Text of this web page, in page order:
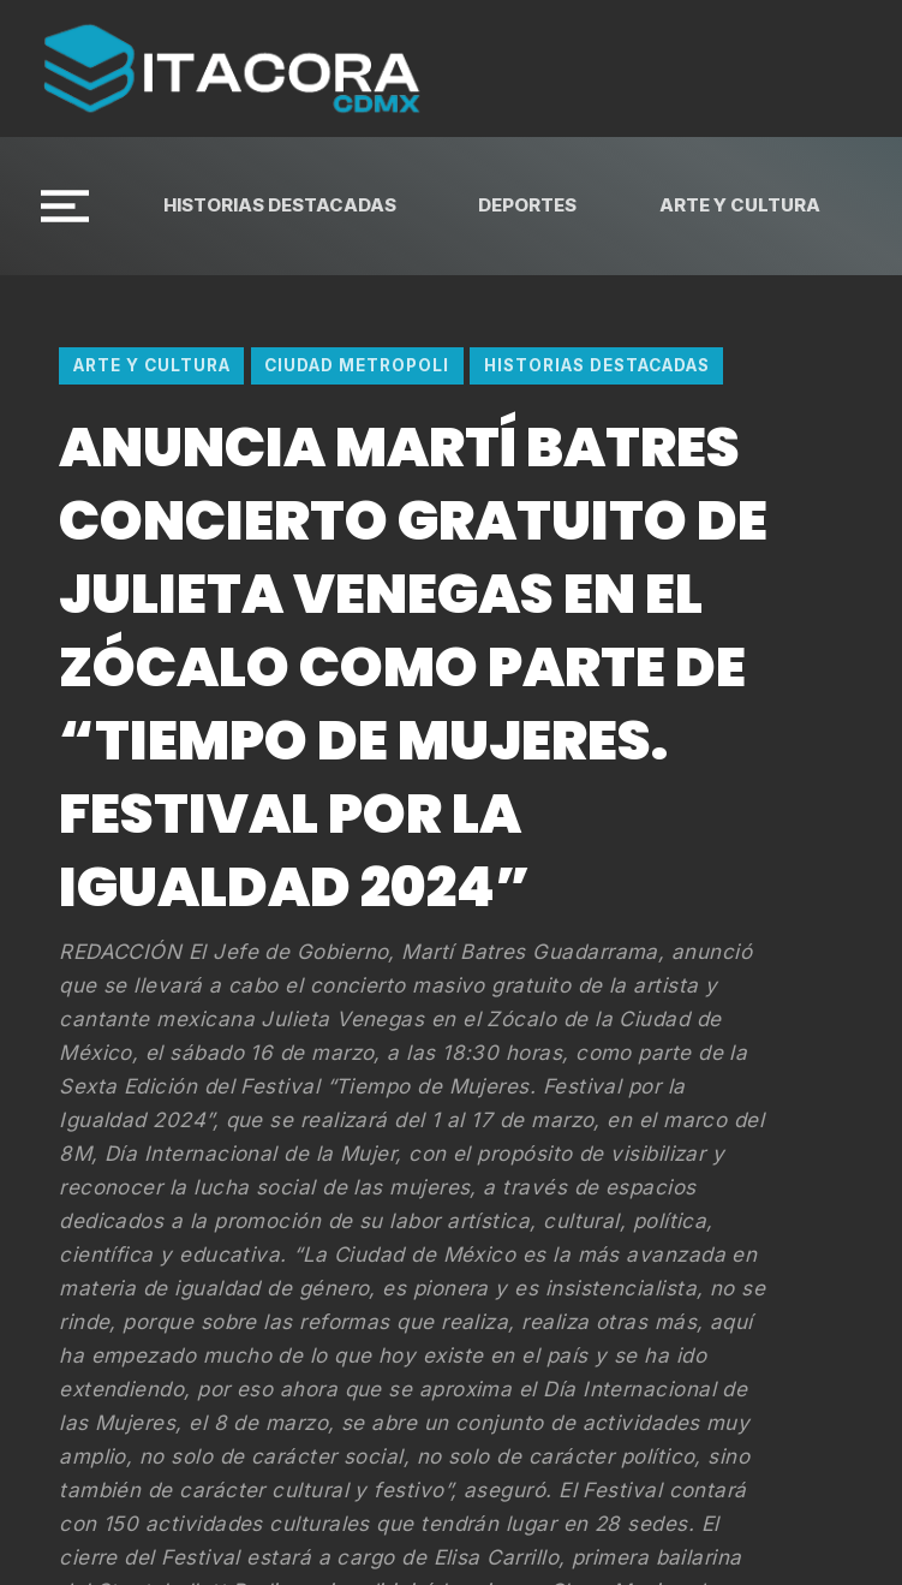
HISTORIAS DESTACADAS DEPORTES ARTE Y CULTURA
ARTE Y CULTURA CIUDAD METROPOLI HISTORIAS DESTACADAS
ANUNCIA MARTÍ BATRES
CONCIERTO GRATUITO DE
JULIETA VENEGAS EN EL
ZÓCALO COMO PARTE DE
“TIEMPO DE MUJERES.
FESTIVAL POR LA
IGUALDAD 2024”
REDACCIÓN El Jefe de Gobierno, Martí Batres Guadarrama, anunció
que se llevará a cabo el concierto masivo gratuito de la artista y
cantante mexicana Julieta Venegas en el Zócalo de la Ciudad de
México, el sábado 16 de marzo, a las 18:30 horas, como parte de la
Sexta Edición del Festival “Tiempo de Mujeres. Festival por la
Igualdad 2024”, que se realizará del 1 al 17 de marzo, en el marco del
8M, Día Internacional de la Mujer, con el propósito de visibilizar y
reconocer la lucha social de las mujeres, a través de espacios
dedicados a la promoción de su labor artística, cultural, política,
científica y educativa. “La Ciudad de México es la más avanzada en
materia de igualdad de género, es pionera y es insistencialista, no se
rinde, porque sobre las reformas que realiza, realiza otras más, aquí
ha empezado mucho de lo que hoy existe en el país y se ha ido
extendiendo, por eso ahora que se aproxima el Día Internacional de
las Mujeres, el 8 de marzo, se abre un conjunto de actividades muy
amplio, no solo de carácter social, no solo de carácter político, sino
también de carácter cultural y festivo”, aseguró. El Festival contará
con 150 actividades culturales que tendrán lugar en 28 sedes. El
cierre del Festival estará a cargo de Elisa Carrillo, primera bailarina